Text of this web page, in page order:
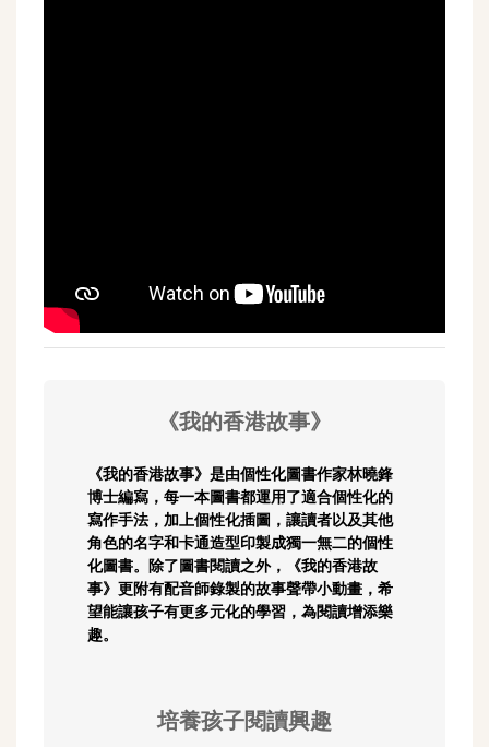
《我的香港故事》
《我的香港故事》是由個性化圖書作家林曉鋒
博士編寫，每一本圖書都運用了適合個性化的
寫作手法，加上個性化插圖，讓讀者以及其他
角色的名字和卡通造型印製成獨一無二的個性
化圖書。除了圖書閱讀之外，《我的香港故
事》更附有配音師錄製的故事聲帶小動畫，希
望能讓孩子有更多元化的學習，為閱讀增添樂
趣。
培養孩子閱讀興趣